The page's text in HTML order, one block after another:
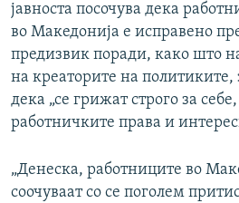
јавноста посочува дека
во Македонија е исправено
предизвик поради, како што
на креаторите на политиките,
дека „се грижат строго за
работничките права и
„Денеска, работниците во
соочуваат со се поголем